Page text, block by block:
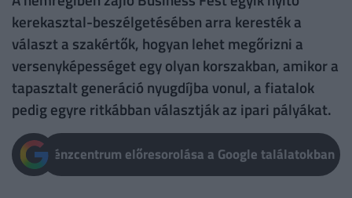
kerekasztal-beszélgetésében arra keresték a
választ a szakértők, hogyan lehet megőrizni a
versenyképességet egy olyan korszakban, amikor a
tapasztalt generáció nyugdíjba vonul, a fiatalok
pedig egyre ritkábban választják az ipari pályákat.
Pénzcentrum előresorolása a Google találatokban